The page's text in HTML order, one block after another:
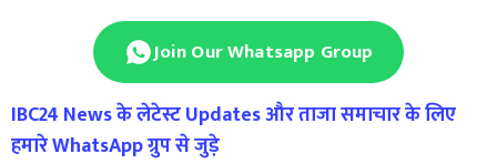
Join Our Whatsapp Group
IBC24 News के लेटेस्ट Updates और ताजा समाचार के लिए
हमारे WhatsApp ग्रुप से जुड़े